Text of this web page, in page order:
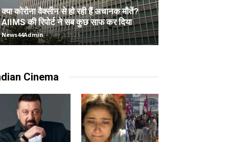
क्या कोरोना वैक्सीन से हो रही हैं अचानक मौतें?
AIIMS की रिपोर्ट ने सब कुछ साफ कर दिया
News44Admin - July 2, 2025
Cinema